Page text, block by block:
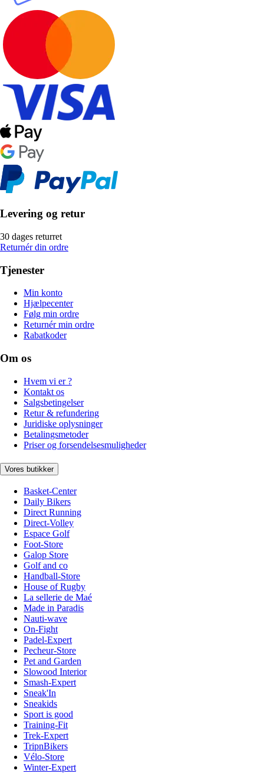
Levering og retur
30 dages returret
Returnér din ordre
Tjenester
Min konto
Hjælpecenter
Følg min ordre
Returnér min ordre
Rabatkoder
Om os
Hvem vi er ?
Kontakt os
Salgsbetingelser
Retur & refundering
Juridiske oplysninger
Betalingsmetoder
Priser og forsendelsesmuligheder
Vores butikker
Basket-Center
Daily Bikers
Direct Running
Direct-Volley
Espace Golf
Foot-Store
Galop Store
Golf and co
Handball-Store
House of Rugby
La sellerie de Maé
Made in Paradis
Nauti-wave
On-Fight
Padel-Expert
Pecheur-Store
Pet and Garden
Slowood Interior
Smash-Expert
Sneak'In
Sneakids
Sport is good
Training-Fit
Trek-Expert
TripnBikers
Vélo-Store
Winter-Expert